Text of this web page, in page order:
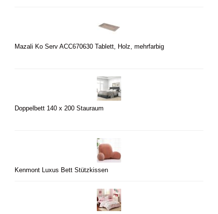
Mazali Ko Serv ACC670630 Tablett, Holz, mehrfarbig
Doppelbett 140 x 200 Stauraum
Kenmont Luxus Bett Stützkissen